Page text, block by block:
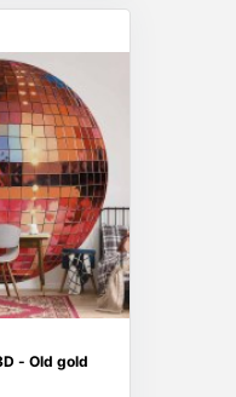
- Old gold